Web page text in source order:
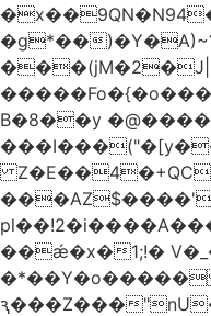
�g*��
���(jM�2�J|
B�8��y
��ǽ�x�1;!�
�*��Y�o�����
ԇ���Z���